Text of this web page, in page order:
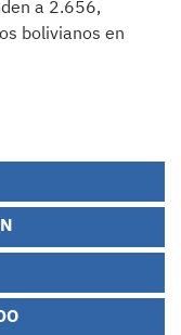
a 2.656,
bolivianos en